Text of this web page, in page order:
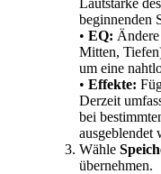
beginnenden
• EQ:
Mitten,
um eine
• Effekte:
Derzeit
bei
ausgeblendet
Wähle
übernehmen.